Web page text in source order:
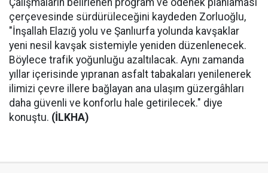
Çalışmaların belirlenen program ve ödenek planlaması
çerçevesinde sürdürüleceğini kaydeden Zorluoğlu,
"İnşallah Elazığ yolu ve Şanlıurfa yolunda kavşaklar
yeni nesil kavşak sistemiyle yeniden düzenlenecek.
Böylece trafik yoğunluğu azaltılacak. Aynı zamanda
yıllar içerisinde yıpranan asfalt tabakaları yenilenerek
ilimizi çevre illere bağlayan ana ulaşım güzergâhları
daha güvenli ve konforlu hale getirilecek." diye
konuştu. (İLKHA)